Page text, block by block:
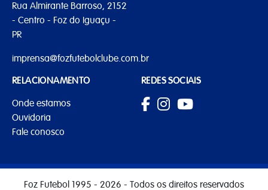
Rua Almirante Barroso, 2152
- Centro - Foz do Iguaçu -
PR
imprensa@fozfutebolclube.com.br
RELACIONAMENTO
Onde estamos
Ouvidoria
Fale conosco
REDES SOCIAIS
Foz Futebol 1995 - 2026 - Todos os direitos reservados